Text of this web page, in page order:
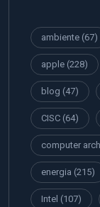
ambiente (67)
apple (228)
blog (47)
CISC (64)
computer
energia (215)
Intel (107)